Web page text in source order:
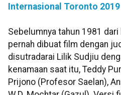
Internasional Toronto 2019
Sebelumnya tahun 1981
pernah dibuat film dengan
disutradarai Lilik Sudjiu
kenamaan saat itu, Teddy
Prijono (Profesor Saelan),